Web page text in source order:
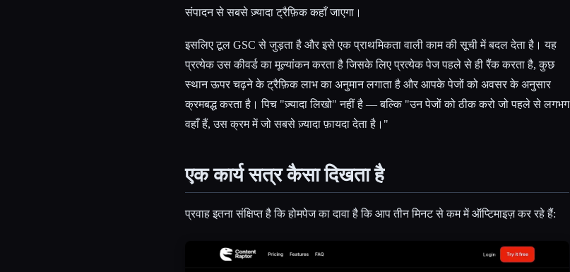
संपादन से सबसे ज़्यादा ट्रैफ़िक कहाँ जाएगा।
इसलिए टूल GSC से जुड़ता है और इसे एक प्राथमिकता वाली काम की सूची में बदल देता है। यह
प्रत्येक उस कीवर्ड का मूल्यांकन करता है जिसके लिए प्रत्येक पेज पहले से ही रैंक करता है, कुछ
स्थान ऊपर चढ़ने के ट्रैफ़िक लाभ का अनुमान लगाता है और आपके पेजों को अवसर के अनुसार
क्रमबद्ध करता है। पिच "ज़्यादा लिखो" नहीं है — बल्कि "उन पेजों को ठीक करो जो पहले से लगभग
वहाँ हैं, उस क्रम में जो सबसे ज़्यादा फ़ायदा देता है।"
एक कार्य सत्र कैसा दिखता है
प्रवाह इतना संक्षिप्त है कि होमपेज का दावा है कि आप तीन मिनट से कम में ऑप्टिमाइज़ कर रहे हैं: